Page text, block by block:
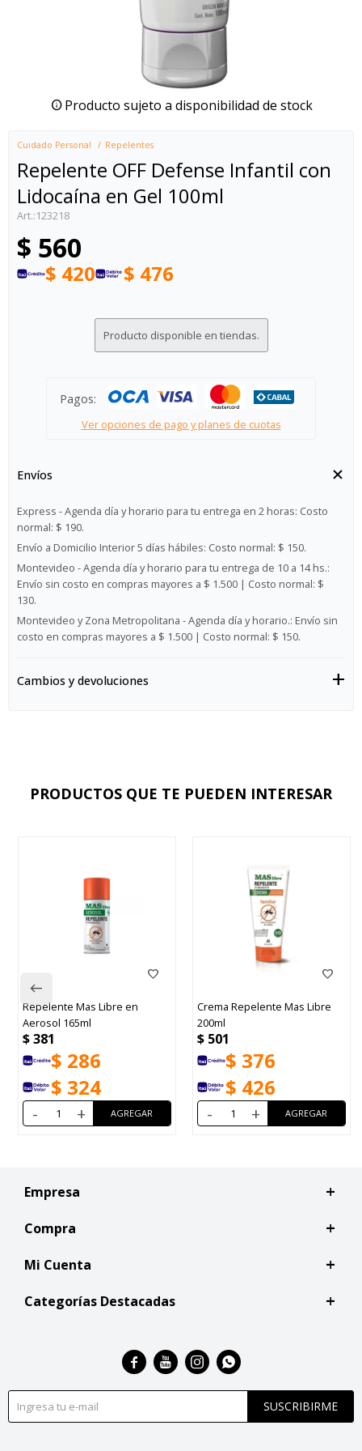
Producto sujeto a disponibilidad de stock
Cuidado Personal Repelentes
Repelente OFF Defense Infantil con
Lidocaína en Gel 100ml
123218
$ 560
$ 420 $ 476
Producto disponible en tiendas.
Pagos:
Ver opciones de pago y planes de cuotas
Envíos
Express - Agenda día y horario para tu entrega en 2 horas: Costo
normal: $ 190.
Envío a Domicilio Interior 5 días hábiles: Costo normal: $ 150.
Montevideo - Agenda día y horario para tu entrega de 10 a 14 hs.:
Envío sin costo en compras mayores a $ 1.500 | Costo normal: $
130.
Montevideo y Zona Metropolitana - Agenda día y horario.: Envío sin
costo en compras mayores a $ 1.500 | Costo normal: $ 150.
Cambios y devoluciones
PRODUCTOS QUE TE PUEDEN INTERESAR
Repelente Mas Libre en
Aerosol 165ml
$381
$ 286
$ 324
- +
Crema Repelente Mas Libre
200ml
$ 501
$ 376
$ 426
- +
Empresa
Compra
Mi Cuenta
Categorías Destacadas
SUSCRIBIRME
   